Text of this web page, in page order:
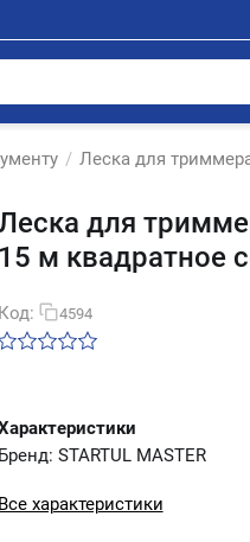
/ Леска для
для
15 м квадратное
Код: 4594
Бренд: STARTUL MASTER
Все характеристики